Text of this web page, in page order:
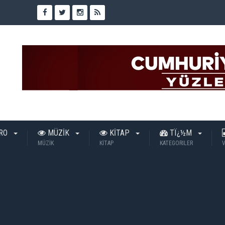
MÜZİK
MÜZİK
KİTAP
KİTAP
TÏ¿½M
KATEGORILER